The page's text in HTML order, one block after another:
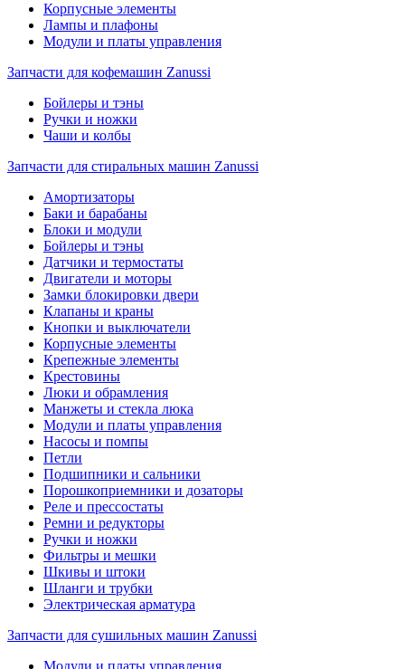
Корпусные элементы
Лампы и плафоны
Модули и платы управления
Запчасти для кофемашин Zanussi
Бойлеры и тэны
Ручки и ножки
Чаши и колбы
Запчасти для стиральных машин Zanussi
Амортизаторы
Баки и барабаны
Блоки и модули
Бойлеры и тэны
Датчики и термостаты
Двигатели и моторы
Замки блокировки двери
Клапаны и краны
Кнопки и выключатели
Корпусные элементы
Крепежные элементы
Крестовины
Люки и обрамления
Манжеты и стекла люка
Модули и платы управления
Насосы и помпы
Петли
Подшипники и сальники
Порошкоприемники и дозаторы
Реле и прессостаты
Ремни и редукторы
Ручки и ножки
Фильтры и мешки
Шкивы и штоки
Шланги и трубки
Электрическая арматура
Запчасти для сушильных машин Zanussi